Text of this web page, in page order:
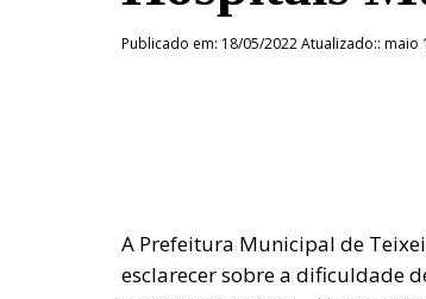
Publicado em: 18/05/2022 Atualizado:: maio
A Prefeitura Municipal de
esclarecer sobre a dificuldade